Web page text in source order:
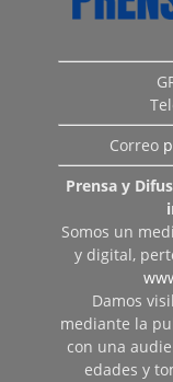
Correo
Prensa y
Somos un
y digital,
Damos
mediante la
con una
edades y